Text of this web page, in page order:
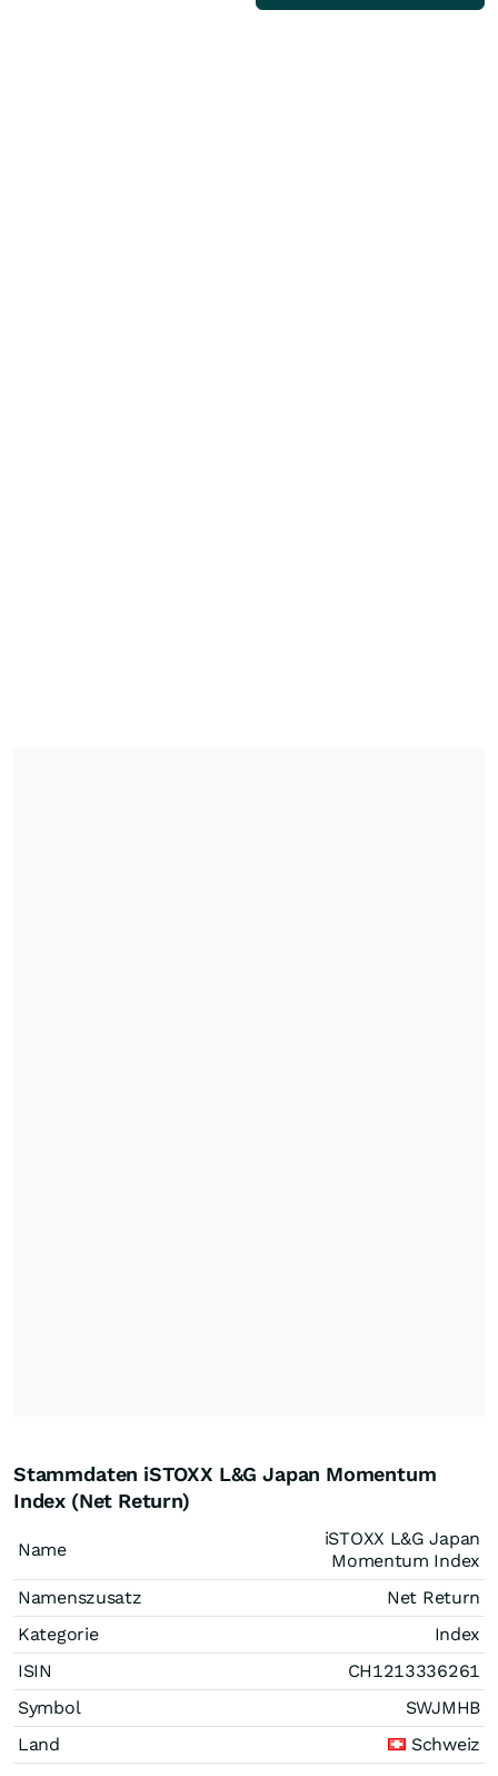
Stammdaten iSTOXX L&G Japan Momentum
Index (Net Return)
Name
iSTOXX L&G Japan
Momentum Index
Namenszusatz
Net Return
Kategorie
Index
ISIN
CH1213336261
Symbol
SWJMHB
Land
Schweiz